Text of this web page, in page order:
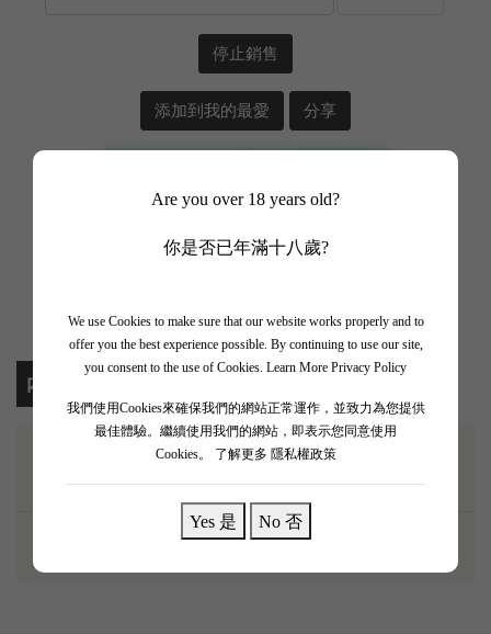
Are you over 18 years old?
你是否已年滿十八歲?
We use Cookies to make sure that our website works properly and to
offer you the best experience possible. By continuing to use our site,
you consent to the use of Cookies. Learn More Privacy Policy
我們使用Cookies來確保我們的網站正常運作，並致力為您提供
最佳體驗。繼續使用我們的網站，即表示您同意使用
Cookies。
了解更多 隱私權政策
Yes 是 No 否
停止銷售
添加到我的最愛 分享
📲 加入 WhatsApp Channel
✨ 追蹤我哋頻道 + 開啟通知 🎯
內容